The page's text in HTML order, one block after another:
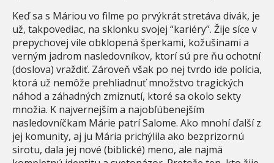
Keď sa s Máriou vo filme po prvýkrát stretáva divák, je
už, takpovediac, na sklonku svojej “kariéry”. Žije síce v
prepychovej vile obklopená šperkami, kožušinami a
verným jadrom nasledovníkov, ktorí sú pre ňu ochotní
(doslova) vraždiť. Zároveň však po nej tvrdo ide polícia,
ktorá už nemôže prehliadnuť množstvo tragických
náhod a záhadných zmiznutí, ktoré sa okolo sekty
množia. K najvernejším a najobľúbenejším
nasledovníčkam Márie patrí Salome. Ako mnohí ďalší z
jej komunity, aj ju Mária prichýlila ako bezprizornú
sirotu, dala jej nové (biblické) meno, ale najmä